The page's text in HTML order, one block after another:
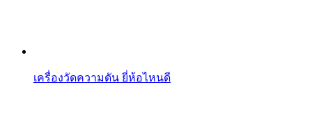
เครื่องวัดความดัน ยี่ห้อไหนดี